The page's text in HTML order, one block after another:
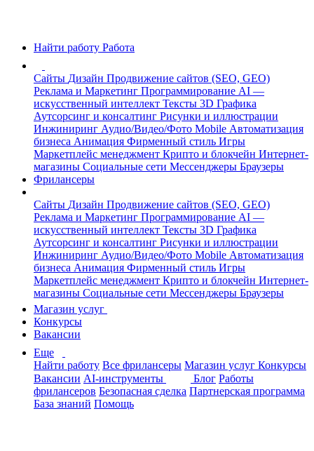
Найти работу Работа
Сайты Дизайн Продвижение сайтов (SEO, GEO)
Реклама и Маркетинг Программирование AI —
искусственный интеллект Тексты 3D Графика
Аутсорсинг и консалтинг Рисунки и иллюстрации
Инжиниринг Аудио/Видео/Фото Mobile Автоматизация
бизнеса Анимация Фирменный стиль Игры
Маркетплейс менеджмент Крипто и блокчейн Интернет-
магазины Социальные сети Мессенджеры Браузеры
Фрилансеры
Сайты Дизайн Продвижение сайтов (SEO, GEO)
Реклама и Маркетинг Программирование AI —
искусственный интеллект Тексты 3D Графика
Аутсорсинг и консалтинг Рисунки и иллюстрации
Инжиниринг Аудио/Видео/Фото Mobile Автоматизация
бизнеса Анимация Фирменный стиль Игры
Маркетплейс менеджмент Крипто и блокчейн Интернет-
магазины Социальные сети Мессенджеры Браузеры
Магазин услуг
Конкурсы
Вакансии
Еще
Найти работу Все фрилансеры Магазин услуг Конкурсы
Вакансии AI-инструменты Блог Работы
фрилансеров Безопасная сделка Партнерская программа
База знаний Помощь